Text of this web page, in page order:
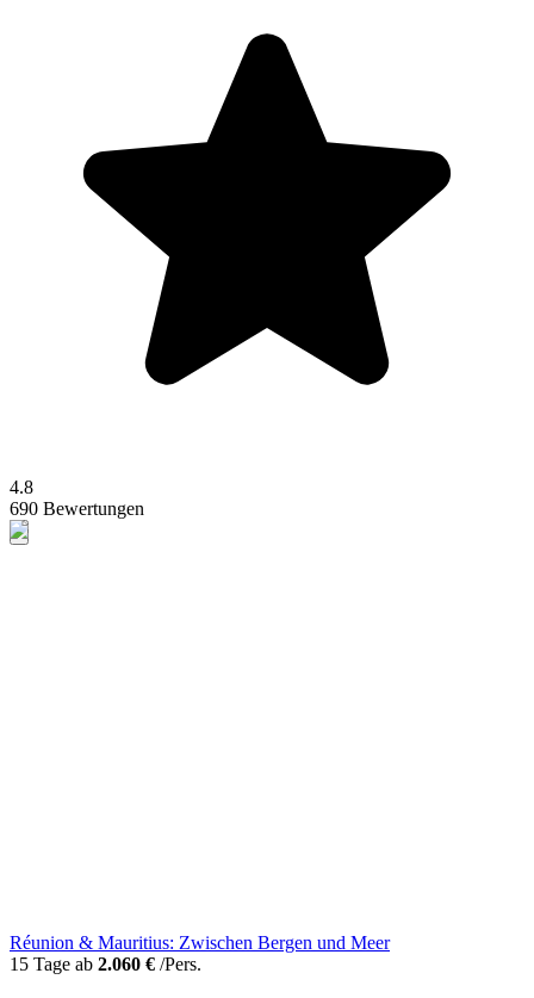
4.8
690 Bewertungen
Réunion & Mauritius: Zwischen Bergen und Meer
15 Tage ab 2.060 € /Pers.